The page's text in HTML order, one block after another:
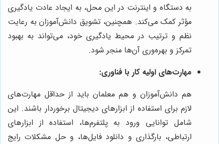
به دستگاه و اینترنت در این محل، به ایجاد عادت یادگیری
مؤثر کمک می‌کند. همچنین، تشویق دانش‌آموزان به رعایت
نظم و ترتیب در محیط یادگیری خود، می‌تواند به بهبود
تمرکز و بهره‌وری آن‌ها منجر شود.
مهارت‌های اولیه کار با فناوری:
هم دانش‌آموزان و هم معلمان باید از حداقل مهارت‌های
لازم برای استفاده از ابزارهای دیجیتال برخوردار باشند. این
شامل توانایی ورود به پلتفرم‌ها، استفاده از ابزارهای
ارتباطی، بارگذاری و دانلود فایل‌ها، و حل مشکلات رایج